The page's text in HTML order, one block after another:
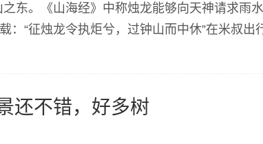
东。《山海经》中称烛龙能够向天神请求雨
：“征烛龙令执炬兮，过钟山而中休”在米叔出
还不错，好多树